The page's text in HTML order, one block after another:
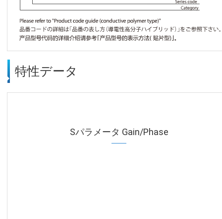
特性データ
Sパラメータ Gain/Phase